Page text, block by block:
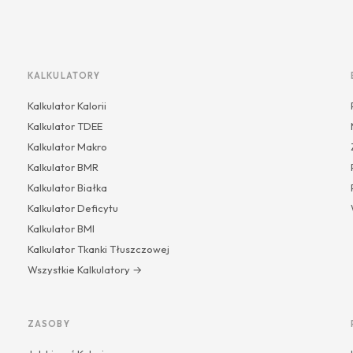
KALKULATORY
Kalkulator Kalorii
Kalkulator TDEE
Kalkulator Makro
Kalkulator BMR
Kalkulator Białka
Kalkulator Deficytu
Kalkulator BMI
Kalkulator Tkanki Tłuszczowej
Wszystkie Kalkulatory →
ZASOBY